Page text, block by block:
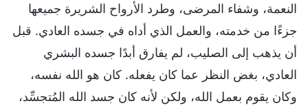
النعمة، وشفاء المرضى، وطرد الأرواح الشريرة جميعها
جزءًا من خدمته، والعمل الذي أداه في جسده العادي. قبل
أن يذهب إلى الصليب، لم يفارق أبدًا جسده البشري
العادي، بغض النظر عما كان يفعله. كان هو الله نفسه،
وكان يقوم بعمل الله، ولكن لأنه كان جسد الله المُتجسِّد،